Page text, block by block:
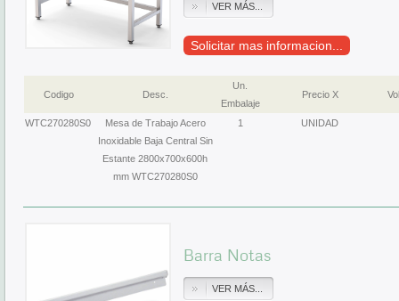
VER MÁS...
Solicitar mas informacion...
Codigo Desc.
Un.
Embalaje
Precio X
WTC270280S0
Mesa de Trabajo Acero
Inoxidable Baja Central Sin
Estante 2800x700x600h
mm WTC270280S0
1 UNIDAD
Barra Notas
VER MÁS...